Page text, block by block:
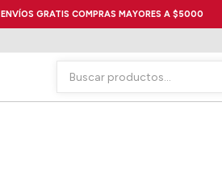
ENVÍOS GRATIS COMPRAS MAYORES A $5000